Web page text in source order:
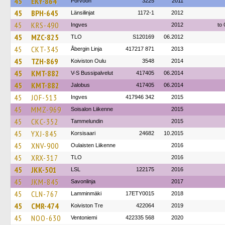
45 BPH-645 Länsilinjat 1172-1 2012
45 KRS-490 Ingves 2012 to
45 MZC-825 TLO S120169 06.2012
45 CKT-345 Åbergin Linja 417217 871 2013
45 TZH-869 Koiviston Oulu 3548 2014
45 KMT-882 V-S Bussipalvelut 417405 06.2014
45 KMT-882 Jalobus 417405 06.2014
45 JOF-513 Ingves 417946 342 2015
45 MMZ-969 Soisalon Liikenne 2015
45 CKC-352 Tammelundin 2015
45 YXJ-845 Korsisaari 24682 10.2015
45 XNV-900 Oulaisten Liikenne 2016
45 XRX-317 TLO 2016
45 JKK-501 LSL 122175 2016
45 JKM-845 Savonlinja 2017
45 CLN-767 Lamminmäki 17ETY0015 2018
45 CMR-474 Koiviston Tre 422064 2019
45 NOO-630 Ventoniemi 422335 568 2020